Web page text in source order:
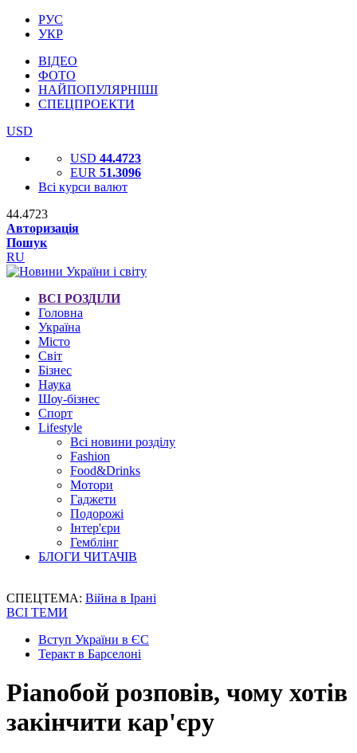
РУС
УКР
ВІДЕО
ФОТО
НАЙПОПУЛЯРНІШІ
СПЕЦПРОЕКТИ
USD
USD 44.4723
EUR 51.3096
Всі курси валют
44.4723
Авторизація
Пошук
RU
ВСІ РОЗДІЛИ
Головна
Україна
Місто
Світ
Бізнес
Наука
Шоу-бізнес
Спорт
Lifestyle
Всі новини розділу
Fashion
Food&Drinks
Мотори
Гаджети
Подорожі
Інтер'єри
Гемблінг
БЛОГИ ЧИТАЧІВ
СПЕЦТЕМА: Війна в Ірані
ВСІ ТЕМИ
Вступ України в ЄС
Теракт в Барселоні
Pianoбой розповів, чому хотів
закінчити кар'єру